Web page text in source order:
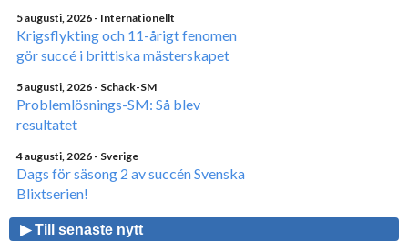
5 augusti, 2026 - Internationellt
Krigsflykting och 11-årigt fenomen
gör succé i brittiska mästerskapet
5 augusti, 2026 - Schack-SM
Problemlösnings-SM: Så blev
resultatet
4 augusti, 2026 - Sverige
Dags för säsong 2 av succén Svenska
Blixtserien!
▶ Till senaste nytt